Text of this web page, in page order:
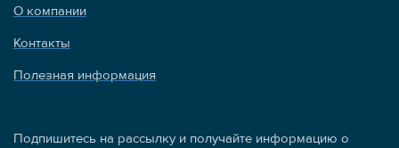
О компании
Контакты
Полезная информация
Подпишитесь на рассылку и получайте информацию о